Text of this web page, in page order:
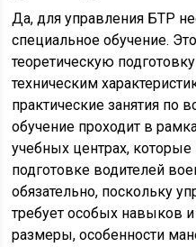
Да, для управления БТР
специальное обучение.
теоретическую
техническим
практические занятия по
обучение проходит в
учебных центрах,
подготовке водителей
обязательно, поскольку
требует особых навыков
размеры, особенности